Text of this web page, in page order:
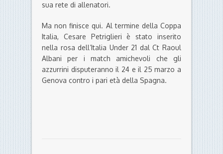
sua rete di allenatori.
Ma non finisce qui. Al termine della Coppa
Italia, Cesare Petriglieri è stato inserito
nella rosa dell’Italia Under 21 dal Ct Raoul
Albani per i match amichevoli che gli
azzurrini disputeranno il 24 e il 25 marzo a
Genova contro i pari età della Spagna.